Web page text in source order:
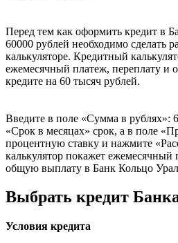
Перед тем как оформить кредит в
60000 рублей необходимо сделать
калькуляторе. Кредитный
ежемесячный платеж, переплату и
кредите на 60 тысяч рублей.
Введите в поле «Сумма в рублях»:
«Срок в месяцах» срок, а в поле
процентную ставку и нажмите
калькулятор покажет ежемесячный
общую выплату в Банк Кольцо
Выбрать кредит
Условия кредита